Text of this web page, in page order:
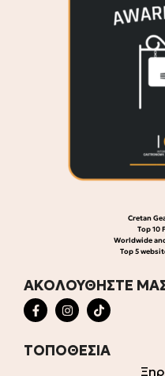
Cretan
Top 10
Worldwide
Top 5
ΑΚΟΛΟΥΘΗΣΤΕ
ΤΟΠΟΘΕΣΙΑ